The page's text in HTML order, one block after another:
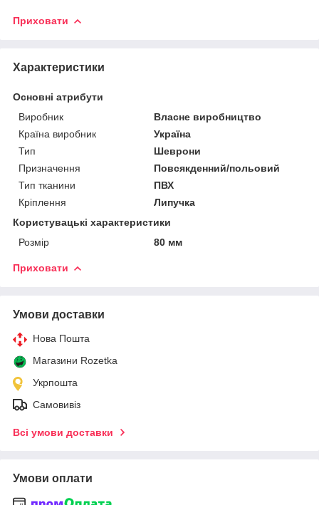
Приховати
Характеристики
Основні атрибути
Виробник
Власне виробництво
Країна виробник
Україна
Тип
Шеврони
Призначення
Повсякденний/польовий
Тип тканини
ПВХ
Кріплення
Липучка
Користувацькі характеристики
Розмір
80 мм
Приховати
Умови доставки
Нова Пошта
Магазини Rozetka
Укрпошта
Самовивіз
Всі умови доставки
Умови оплати